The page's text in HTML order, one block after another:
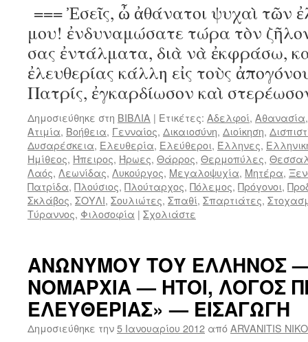
=== Ἐσεῖς, ὦ ἀθάνατοι ψυχαὶ τῶν
μου! ἐνδυναμώσατε τώρα τὸν
σας ἐντάλματα, διὰ νὰ ἐκφράσω,
ἐλευθερίας κάλλη εἰς τοὺς
Πατρίς, ἐγκαρδίωσον καὶ
Δημοσιεύθηκε στη ΒΙΒΛΙΑ | Ετικέτες: Αδελφοί, Αθανασία
Ατιμία, Βοήθεια, Γενναίος, Δικαιοσύνη, Διοίκηση,
Δυσαρέσκεια, Ελευθερία, Ελεύθεροι, Έλληνες,
Ημίθεος, Ήπειρος, Ήρωες, Θάρρος, Θερμοπύλες,
Λαός, Λεωνίδας, Λυκούργος, Μεγαλοψυχία, Μητέρα,
Πατρίδα, Πλούσιος, Πλούταρχος, Πόλεμος, Πρόγονοι,
Σκλάβος, ΣΟΥΛΙ, Σουλιώτες, Σπαθί, Σπαρτιάτες,
Τύραννος, Φιλοσοφία | Σχολιάστε
ΑΝΩΝΥΜΟΥ ΤΟΥ ΕΛΛΗΝΟΣ
ΝΟΜΑΡΧΙΑ — ΗΤΟΙ, ΛΟΓΟΣ
ΕΛΕΥΘΕΡΙΑΣ» — ΕΙΣΑΓΩΓΗ
Δημοσιεύθηκε την5 Ιανουαρίου 2012 απόARVANITIS